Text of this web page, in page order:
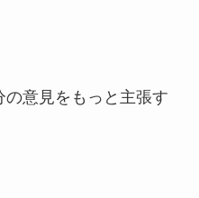
意見をもっと主張す